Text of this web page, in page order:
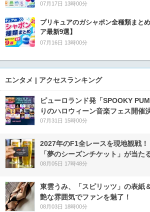
07月17日 13時00分
プリキュアのガシャポン全種類まと
ア最新9選】
07月16日 13時00分
エンタメ | アクセスランキング
ピューロランド発「SPOOKY
りのハロウィーン音楽フェス開催
07月31日 15時00分
2027年のF1全レースを現地観戦
「夢のシーズンチケット」が当た
08月05日 17時48分
東雲うみ、「スピリッツ」の表紙
艶な雰囲気でファンを魅了！
08月03日 18時00分